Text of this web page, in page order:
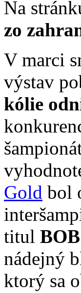
Na
zo
V marci
výstav
kólie
Gold bol
titul
nádejný
ktorý sa